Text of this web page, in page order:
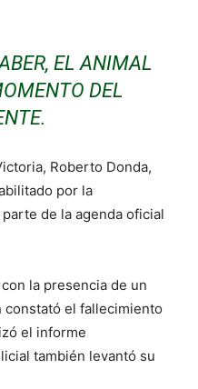
EL ANIMAL
DEL
Roberto Donda,
por la
de la agenda oficial
la presencia de un
el fallecimiento
el informe
también levantó su